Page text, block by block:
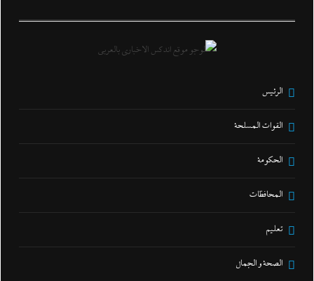
الرئيس
القوات المسلحة
الحكومة
المحافظات
تعليم
الصحة و الجمال